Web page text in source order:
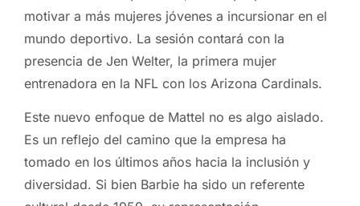
motivar a más mujeres jóvenes a incursionar en el
mundo deportivo. La sesión contará con la
presencia de Jen Welter, la primera mujer
entrenadora en la NFL con los Arizona Cardinals.
Este nuevo enfoque de Mattel no es algo aislado.
Es un reflejo del camino que la empresa ha
tomado en los últimos años hacia la inclusión y
diversidad. Si bien Barbie ha sido un referente